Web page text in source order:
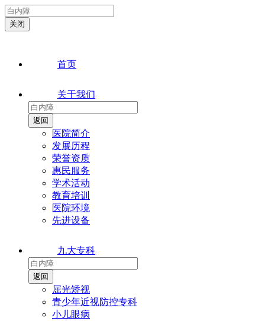
首页
关于我们
医院简介
发展历程
荣誉资质
惠民服务
学术活动
教育培训
医院环境
先进设备
九大专科
屈光矫视
青少年近视防控专科
小儿眼病